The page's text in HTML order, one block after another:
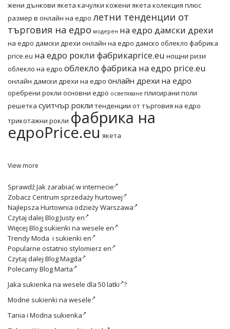
жени дънкови якета качулки кожени якета колекция плюс
размер в онлайн на едро летни тенденции от
търговия на едро модерен на едро дамски дрехи
на едро дамски дрехи онлайн на едро дамско облекло фабрика
price.eu на едро рокли фабрикаprice.eu нощни ризи
облекло на едро облекло фабрика на едро price.eu
онлайн дамски дрехи на едро онлайн дрехи на едро
оребрени рокли основни едро осветяване плисирани поли
решетка суитчър рокли тенденции от търговия на едро
трикотажни рокли фабрика на
едроPrice.euякета
View more
SprawdźJak zarabiać w internecie
Zobacz Centrum sprzedaży hurtowej
Najlepsza Hurtownia odzieży Warszawa
Czytaj dalej Blog Justy en
Więcej Blog sukienki na wesele en
TrendyModa i sukienki en
Popularne ostatnio stylomierz en
Czytaj dalej Blog Magda
PolecamyBlog Marta
Jaka sukienka na wesele dla 50 latki ?
Modne sukienki na wesele
Tania i Modna sukienka